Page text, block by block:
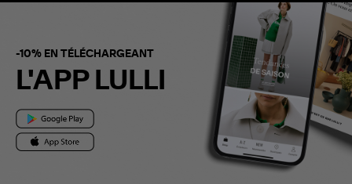
-10% EN TÉLÉCHARGEANT
L'APP LULLI